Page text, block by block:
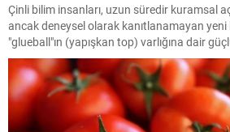
Çinli bilim insanları, uzun süredir kuramsal
ancak deneysel olarak kanıtlanamayan
"glueball"ın (yapışkan top) varlığına dair